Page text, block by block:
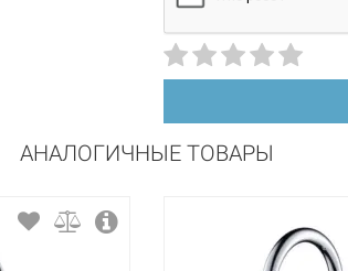
АНАЛОГИЧНЫЕ ТОВАРЫ